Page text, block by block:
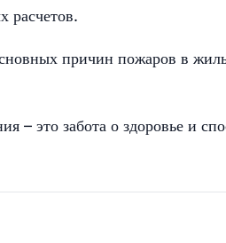
расчетов.
причин пожаров в
– это забота о здоровье и